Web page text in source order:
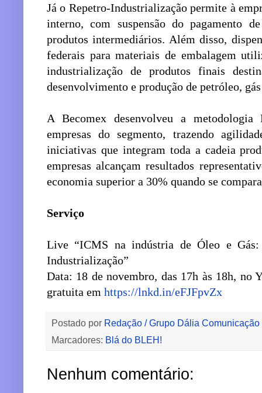
Já o Repetro-Industrialização permite à
interno, com suspensão do pagamento
produtos intermediários. Além disso,
federais para materiais de embalagem
industrialização de produtos finais
desenvolvimento e produção de petróleo,
A Becomex desenvolveu a
empresas do segmento, trazendo
iniciativas que integram toda a cadeia
empresas alcançam resultados
economia superior a 30% quando se
Serviço
Live “ICMS na indústria de Óleo e
Industrialização”
Data: 18 de novembro, das 17h às 18h, no
gratuita em https://lnkd.in/eFJFpvZx
Postado por Redação / Grupo Dália Comunicação
Marcadores: Blá do BLEH!
Nenhum comentário: